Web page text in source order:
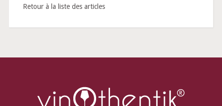
Retour à la liste des articles